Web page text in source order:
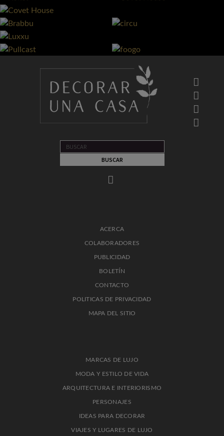
ACERCA
COLABORADORES
PUBLICIDAD
BOLETÍN
CONTACTO
POLITICAS DE PRIVACIDAD
MAPA DEL SITIO
MARCAS DE LUJO
MODA Y ESTILO DE VIDA
ARQUITECTURA E INTERIORISMO
PERSONAJES
IDEAS PARA DECORAR
VIAJES Y LUGARES DE LUJO